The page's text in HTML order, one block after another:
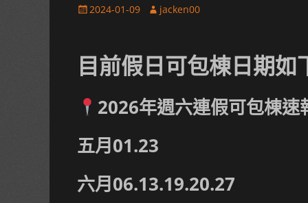
Posted
2024-01-09 Author
jacken00
目前假日可包棟日期如
2026年週六連假可包棟速
五月01.23
六月06.13.19.20.27